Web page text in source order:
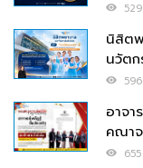
529
นิสิต
นวัตก
596
อาจา
คณา
655